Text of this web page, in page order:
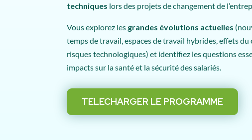
techniques lors des projets de changement de
Vous explorez les grandes évolutions actuelles
temps de travail, espaces de travail hybrides, effets
risques technologiques) et identifiez les questions
impacts sur la santé et la sécurité des salariés.
TELECHARGER LE PROGRAMME